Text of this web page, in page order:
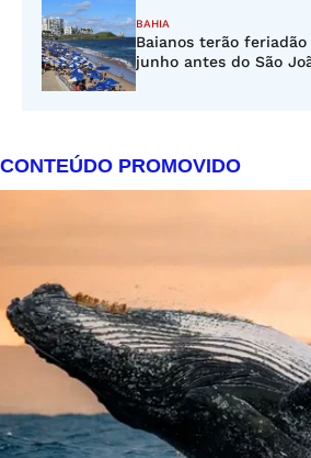
BAHIA
Baianos terão
junho antes do São